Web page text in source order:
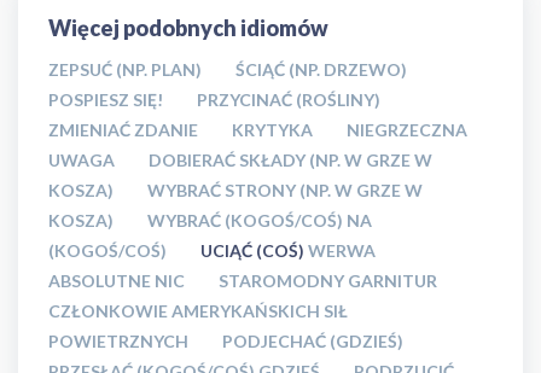
Więcej podobnych idiomów
ZEPSUĆ (NP. PLAN)
ŚCIĄĆ (NP. DRZEWO)
POSPIESZ SIĘ!
PRZYCINAĆ (ROŚLINY)
ZMIENIAĆ ZDANIE
KRYTYKA
NIEGRZECZNA
UWAGA
DOBIERAĆ SKŁADY (NP. W GRZE W
KOSZA)
WYBRAĆ STRONY (NP. W GRZE W
KOSZA)
WYBRAĆ (KOGOŚ/COŚ) NA
(KOGOŚ/COŚ)
UCIĄĆ (COŚ) WERWA
ABSOLUTNE NIC
STAROMODNY GARNITUR
CZŁONKOWIE AMERYKAŃSKICH SIŁ
POWIETRZNYCH
PODJECHAĆ (GDZIEŚ)